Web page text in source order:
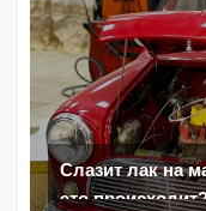
Слазит лак на
это